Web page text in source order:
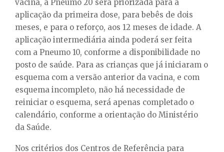
vacina, a Pneumo 20 será priorizada para a
aplicação da primeira dose, para bebês de dois
meses, e para o reforço, aos 12 meses de idade. A
aplicação intermediária ainda poderá ser feita
com a Pneumo 10, conforme a disponibilidade no
posto de saúde. Para as crianças que já iniciaram o
esquema com a versão anterior da vacina, e com
esquema incompleto, não há necessidade de
reiniciar o esquema, será apenas completado o
calendário, conforme a orientação do Ministério
da Saúde.
Nos critérios dos Centros de Referência para